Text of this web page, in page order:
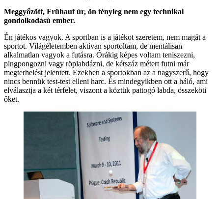
Meggyőzött, Frühauf úr, ön tényleg nem egy technikai
gondolkodású ember.
Én játékos vagyok. A sportban is a játékot szeretem, nem magát a
sportot. Világéletemben aktívan sportoltam, de mentálisan
alkalmatlan vagyok a futásra. Órákig képes voltam teniszezni,
pingpongozni vagy röplabdázni, de kétszáz métert futni már
megterhelést jelentett. Ezekben a sportokban az a nagyszerű, hogy
nincs bennük test-test elleni harc. És mindegyikben ott a háló, ami
elválasztja a két térfelet, viszont a köztük pattogó labda, összeköti
őket.